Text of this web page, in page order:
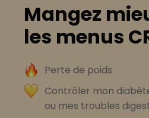
Mangez
les menus
Perte de poids
Contrôler mon
ou mes troubles